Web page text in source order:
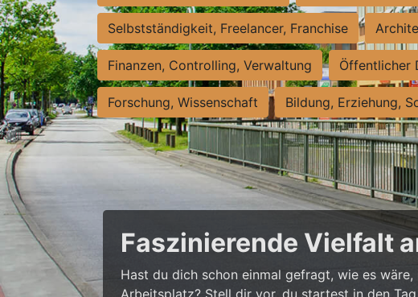
Selbstständigkeit, Freelancer, Franchise
Finanzen, Controlling, Verwaltung Öffentlicher
Forschung, Wissenschaft Bildung, Erziehung,
Faszinierende Vielfalt
Hast du dich schon einmal gefragt, wie es